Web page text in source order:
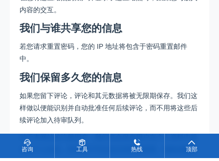
内容的交互。
我们与谁共享您的信息
若您请求重置密码，您的 IP 地址将包含于密码重置邮件
中。
我们保留多久您的信息
如果您留下评论，评论和其元数据将被无限期保存。我们这
样做以便能识别并自动批准任何后续评论，而不用将这些后
续评论加入待审队列。
供的个人信息。所有用户可以在任何时候查看、编辑或删除
咨询 工具 热线 顶部